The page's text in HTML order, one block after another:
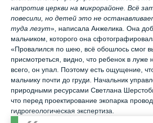
напротив церкви на микрорайоне. Всё
повесили, но детей это не
туда лезут», написала Анжелика. Она
мальчиком, которого она
«Провалился по шею, всё обошлось смог
присмотреться, видно, что ребенок в луже
всего, он упал. Поэтому есть ощущение,
мальчику почти до груди. Начальник
природными ресурсами Светлана
что перед проектирование экопарка
гидрогеологическая экспертиза.